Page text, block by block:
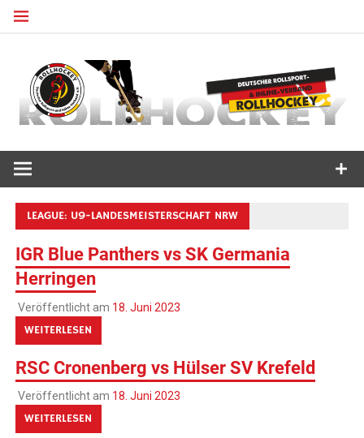
Zum
LEAGUE: U9-LANDESMEISTERSCHAFT NRW
IGR Blue Panthers vs SK Germania
Herringen
Veröffentlicht am 18. Juni 2023
WEITERLESEN
RSC Cronenberg vs Hülser SV Krefeld
Veröffentlicht am 18. Juni 2023
WEITERLESEN